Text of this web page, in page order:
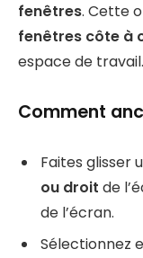
fenêtres. Cette
fenêtres côte à
espace de travail.
Comment
Faites glisser
ou droit de
de l’écran.
Sélectionnez